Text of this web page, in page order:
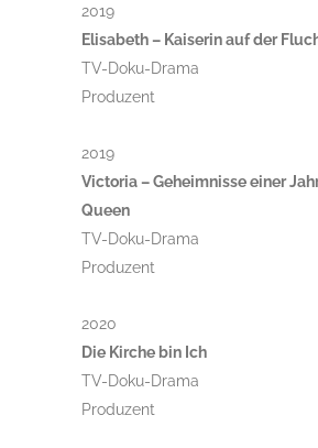
2019
Elisabeth – Kaiserin auf der
TV-Doku-Drama
Produzent
2019
Victoria – Geheimnisse einer
Queen
TV-Doku-Drama
Produzent
2020
Die Kirche bin Ich
TV-Doku-Drama
Produzent